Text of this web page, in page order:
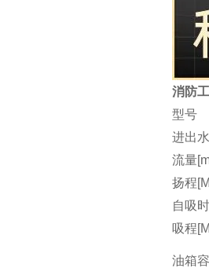
消防
型号
进出
流量
扬程
自吸
吸程
油箱